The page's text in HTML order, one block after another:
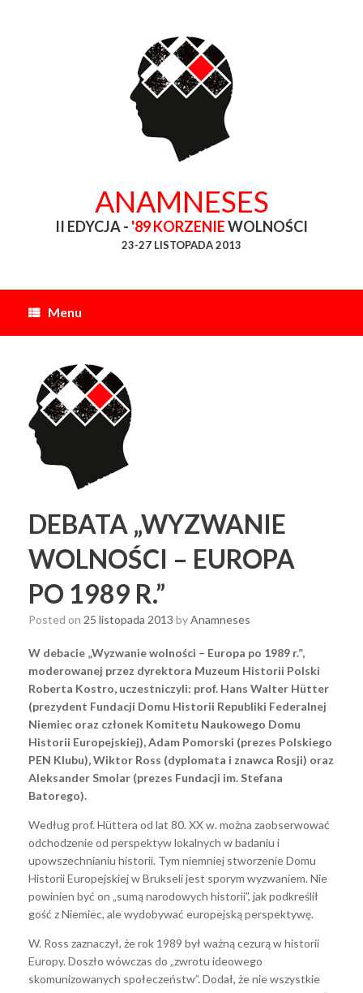
ANAMNESES
II EDYCJA - '89 KORZENIEWOLNOŚCI
23-27 LISTOPADA 2013
Menu
DEBATA „WYZWANIE
WOLNOŚCI – EUROPA
PO 1989 R.”
Posted on 25 listopada 2013 byAnamneses
W debacie „Wyzwanie wolności – Europa po 1989 r.”,
moderowanej przez dyrektora Muzeum Historii Polski
Roberta Kostro, uczestniczyli: prof. Hans Walter Hütter
(prezydent Fundacji Domu Historii Republiki Federalnej
Niemiec oraz członek Komitetu Naukowego Domu
Historii Europejskiej), Adam Pomorski (prezes Polskiego
PEN Klubu), Wiktor Ross (dyplomata i znawca Rosji) oraz
Aleksander Smolar (prezes Fundacji im. Stefana
Batorego).
Według prof. Hüttera od lat 80. XX w. można zaobserwować
odchodzenie od perspektyw lokalnych w badaniu i
upowszechnianiu historii. Tym niemniej stworzenie Domu
Historii Europejskiej w Brukseli jest sporym wyzwaniem. Nie
powinien być on „sumą narodowych historii”, jak podkreślił
gość z Niemiec, ale wydobywać europejską perspektywę.
W. Ross zaznaczył, że rok 1989 był ważną cezurą w historii
Europy. Doszło wówczas do „zwrotu ideowego
skomunizowanych społeczeństw”. Dodał, że nie wszystkie